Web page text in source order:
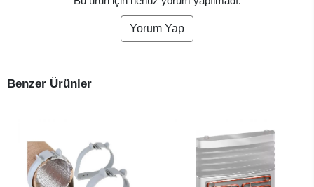
Yorum Yap
Benzer Ürünler